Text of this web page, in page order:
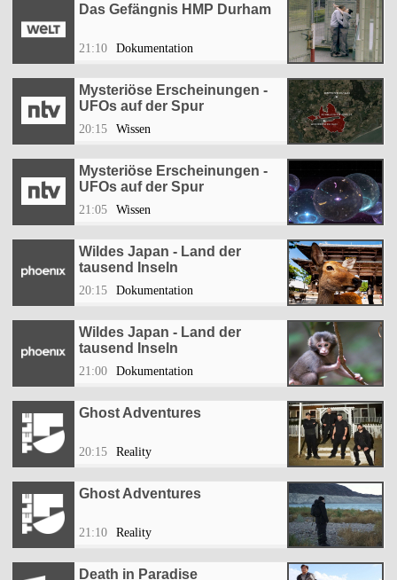
Das Gefängnis HMP Durham
21:10 Dokumentation
Mysteriöse Erscheinungen -
UFOs auf der Spur
20:15 Wissen
Mysteriöse Erscheinungen -
UFOs auf der Spur
21:05 Wissen
Wildes Japan - Land der
tausend Inseln
20:15 Dokumentation
Wildes Japan - Land der
tausend Inseln
21:00 Dokumentation
Ghost Adventures
20:15 Reality
Ghost Adventures
21:10 Reality
Death in Paradise